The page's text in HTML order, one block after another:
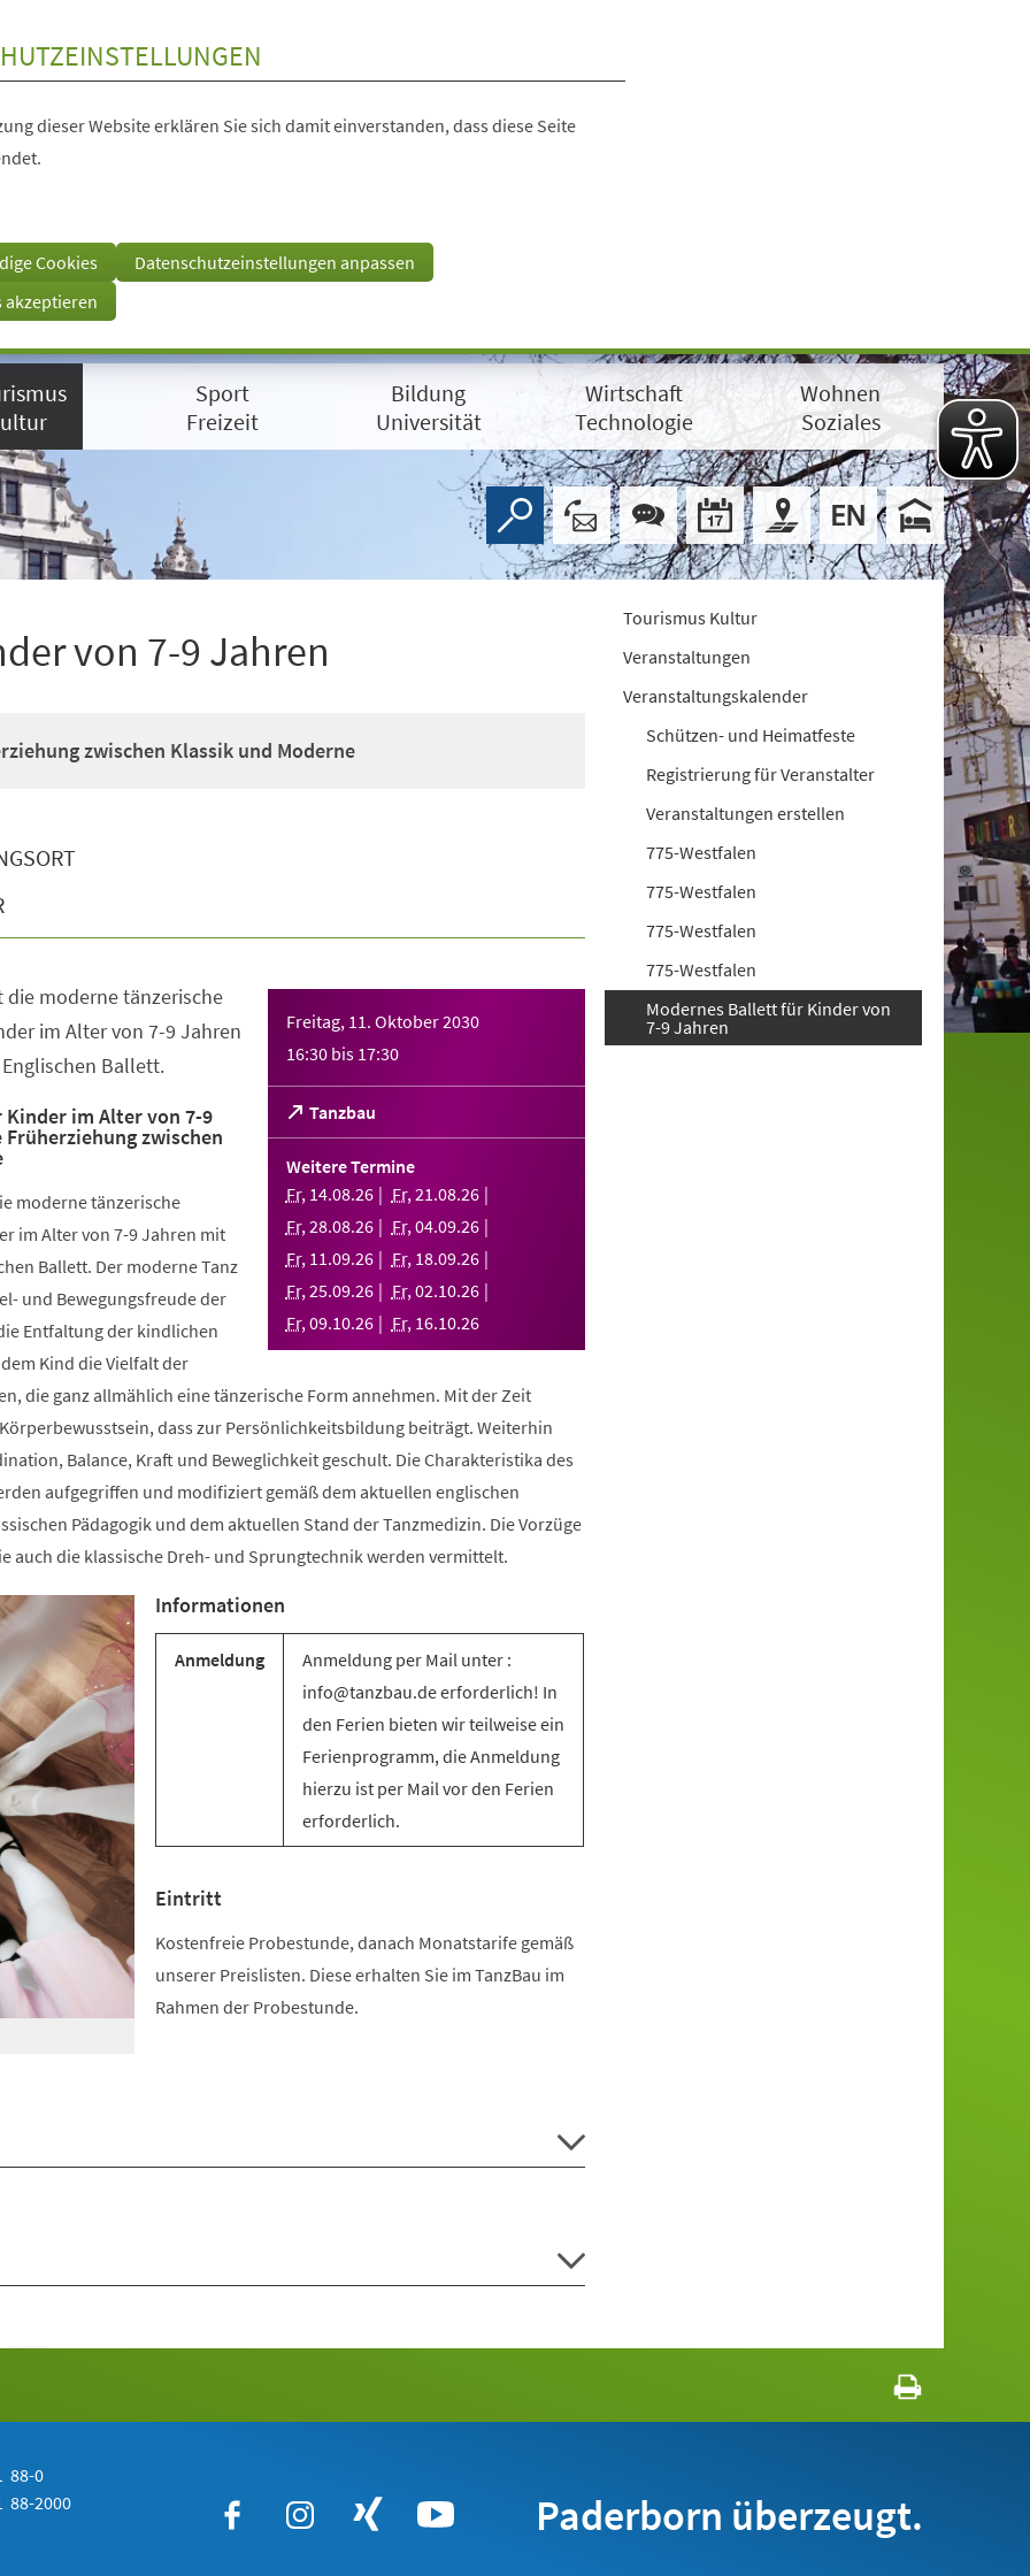
dieser Website erklären Sie sich damit einverstanden, dass diese Seite
Cookies
Datenschutzeinstellungen anpassen
akzeptieren
Sport
Freizeit
Bildung
Universität
Wirtschaft
Technologie
Wohnen
Soziales
von 7-9 Jahren
zwischen Klassik und Moderne
Freitag, 11. Oktober 2030
16:30 bis 17:30
Tanzbau
(Öffnet
in
einem
Tab)
Weitere Termine
Fr, 14.08.26 Fr,21.08.26
Fr,28.08.26 Fr,04.09.26
Fr, 11.09.26 Fr, 18.09.26
Fr,25.09.26 Fr,02.10.26
Fr,09.10.26 Fr, 16.10.26
die moderne tänzerische
im Alter von 7-9 Jahren
Ballett.
im Alter von 7-9
zwischen
moderne tänzerische
im Alter von 7-9 Jahren mit
Ballett. Der moderne Tanz
und Bewegungsfreude der
Entfaltung der kindlichen
Kind die Vielfalt der
die ganz allmählich eine tänzerische Form annehmen. Mit der Zeit
dass zur Persönlichkeitsbildung beiträgt. Weiterhin
Balance, Kraft und Beweglichkeit geschult. Die Charakteristika des
aufgegriffen und modifiziert gemäß dem aktuellen englischen
Pädagogik und dem aktuellen Stand der Tanzmedizin. Die Vorzüge
auch die klassische Dreh- und Sprungtechnik werden vermittelt.
Informationen
Anmeldung
Anmeldung per Mail unter :
info@tanzbau.de erforderlich! In
den Ferien bieten wir teilweise ein
Ferienprogramm, die Anmeldung
hierzu ist per Mail vor den Ferien
erforderlich.
Eintritt
Kostenfreie Probestunde, danach Monatstarife gemäß
unserer Preislisten. Diese erhalten Sie im TanzBau im
Rahmen der Probestunde.
Tourismus Kultur
Veranstaltungen
Veranstaltungskalender
Schützen- und Heimatfeste
Registrierung für Veranstalter
Veranstaltungen erstellen
775-Westfalen
775-Westfalen
775-Westfalen
775-Westfalen
Modernes Ballett für Kinder von
7-9 Jahren
88-0
88-2000 Paderborn überzeugt.